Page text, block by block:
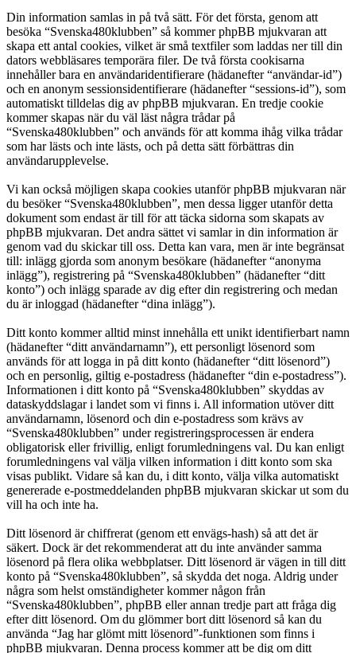
Din information samlas in på två sätt. För det första, genom att
besöka “Svenska480klubben” så kommer phpBB mjukvaran att
skapa ett antal cookies, vilket är små textfiler som laddas ner till din
dators webbläsares temporära filer. De två första cookisarna
innehåller bara en användaridentifierare (hädanefter “användar-id”)
och en anonym sessionsidentifierare (hädanefter “sessions-id”), som
automatiskt tilldelas dig av phpBB mjukvaran. En tredje cookie
kommer skapas när du väl läst några trådar på
“Svenska480klubben” och används för att komma ihåg vilka trådar
som har lästs och inte lästs, och på detta sätt förbättras din
användarupplevelse.
Vi kan också möjligen skapa cookies utanför phpBB mjukvaran när
du besöker “Svenska480klubben”, men dessa ligger utanför detta
dokument som endast är till för att täcka sidorna som skapats av
phpBB mjukvaran. Det andra sättet vi samlar in din information är
genom vad du skickar till oss. Detta kan vara, men är inte begränsat
till: inlägg gjorda som anonym besökare (hädanefter “anonyma
inlägg”), registrering på “Svenska480klubben” (hädanefter “ditt
konto”) och inlägg sparade av dig efter din registrering och medan
du är inloggad (hädanefter “dina inlägg”).
Ditt konto kommer alltid minst innehålla ett unikt identifierbart namn
(hädanefter “ditt användarnamn”), ett personligt lösenord som
används för att logga in på ditt konto (hädanefter “ditt lösenord”)
och en personlig, giltig e-postadress (hädanefter “din e-postadress”).
Informationen i ditt konto på “Svenska480klubben” skyddas av
dataskyddslagar i landet som vi finns i. All information utöver ditt
användarnamn, lösenord och din e-postadress som krävs av
“Svenska480klubben” under registreringsprocessen är endera
obligatorisk eller frivillig, enligt forumledningens val. Du kan enligt
forumledningens val välja vilken information i ditt konto som ska
visas publikt. Vidare så kan du, i ditt konto, välja vilka automatiskt
genererade e-postmeddelanden phpBB mjukvaran skickar ut som du
vill ha och inte ha.
Ditt lösenord är chiffrerat (genom ett envägs-hash) så att det är
säkert. Dock är det rekommenderat att du inte använder samma
lösenord på flera olika webbplatser. Ditt lösenord är vägen in till ditt
konto på “Svenska480klubben”, så skydda det noga. Aldrig under
några som helst omständigheter kommer någon från
“Svenska480klubben”, phpBB eller annan tredje part att fråga dig
efter ditt lösenord. Om du glömmer bort ditt lösenord så kan du
använda “Jag har glömt mitt lösenord”-funktionen som finns i
phpBB mjukvaran. Denna process kommer att be dig om ditt